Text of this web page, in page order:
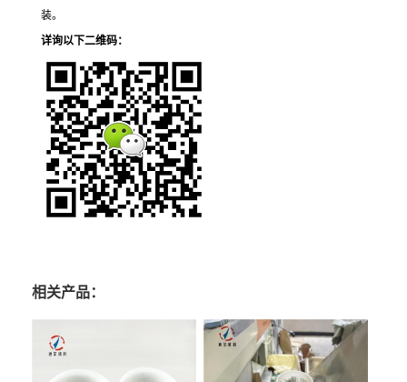
装。
详询以下二维码：
相关产品：